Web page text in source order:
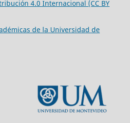
4.0 Internacional (CC BY
de la Universidad de